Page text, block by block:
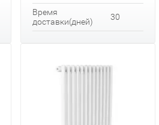
Время
доставки(дней)
30